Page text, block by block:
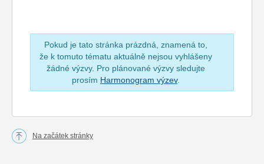
Pokud je tato stránka prázdná, znamená to,
že k tomuto tématu aktuálně nejsou vyhlášeny
žádné výzvy. Pro plánované výzvy sledujte
prosím Harmonogram výzev.
Na začátek stránky